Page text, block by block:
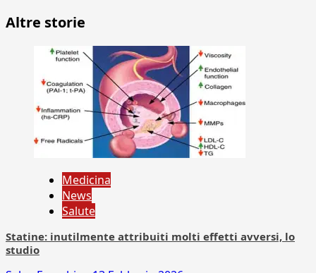
Altre storie
Medicina
News
Salute
Statine: inutilmente attribuiti molti effetti avversi, lo
studio